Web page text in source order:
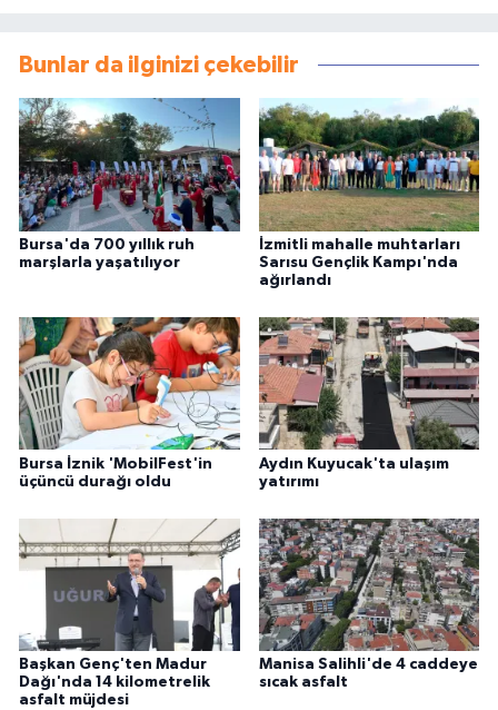
Bunlar da ilginizi çekebilir
Bursa'da 700 yıllık ruh
marşlarla yaşatılıyor
İzmitli mahalle muhtarları
Sarısu Gençlik Kampı'nda
ağırlandı
Bursa İznik 'MobilFest'in
üçüncü durağı oldu
Aydın Kuyucak'ta ulaşım
yatırımı
Başkan Genç'ten Madur
Dağı'nda 14 kilometrelik
asfalt müjdesi
Manisa Salihli'de 4 caddeye
sıcak asfalt